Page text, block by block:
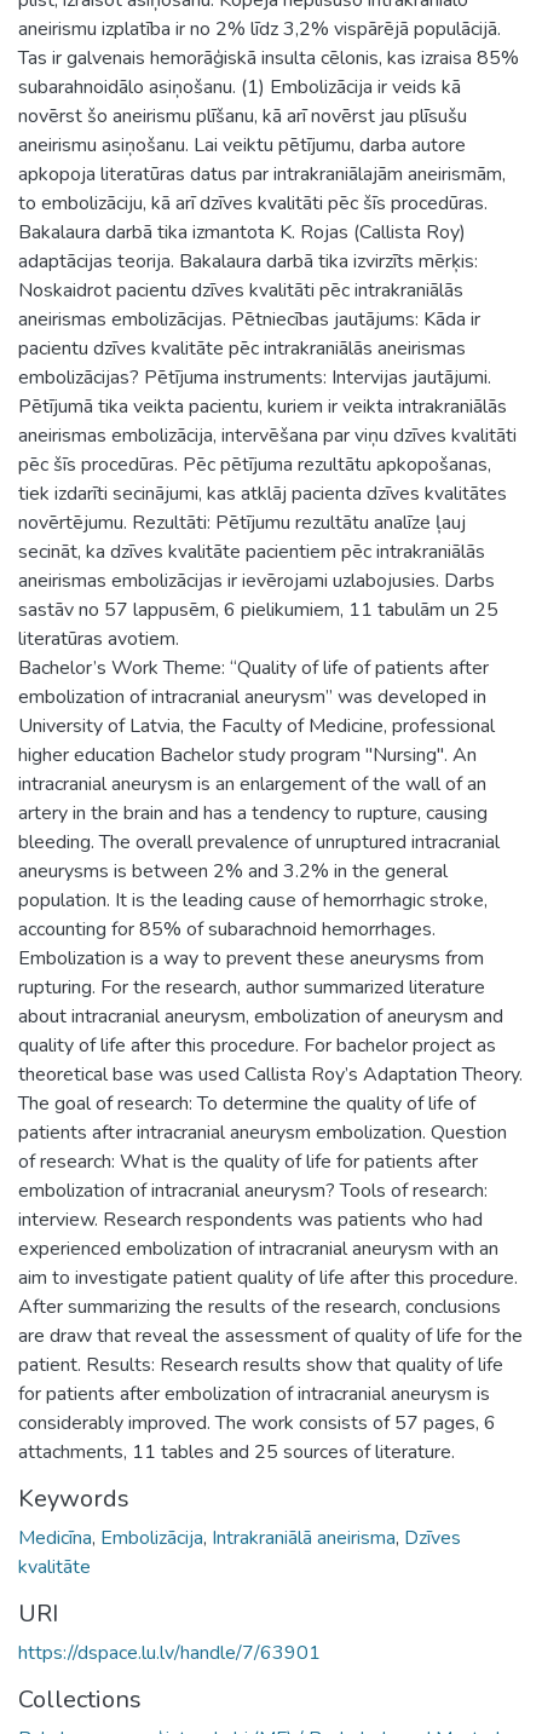
aneirismu izplatība ir no 2% līdz 3,2% vispārējā populācijā.
Tas ir galvenais hemorāģiskā insulta cēlonis, kas izraisa 85%
subarahnoidālo asiņošanu. (1) Embolizācija ir veids kā
novērst šo aneirismu plīšanu, kā arī novērst jau plīsušu
aneirismu asiņošanu. Lai veiktu pētījumu, darba autore
apkopoja literatūras datus par intrakraniālajām aneirismām,
to embolizāciju, kā arī dzīves kvalitāti pēc šīs procedūras.
Bakalaura darbā tika izmantota K. Rojas (Callista Roy)
adaptācijas teorija. Bakalaura darbā tika izvirzīts mērķis:
Noskaidrot pacientu dzīves kvalitāti pēc intrakraniālās
aneirismas embolizācijas. Pētniecības jautājums: Kāda ir
pacientu dzīves kvalitāte pēc intrakraniālās aneirismas
embolizācijas? Pētījuma instruments: Intervijas jautājumi.
Pētījumā tika veikta pacientu, kuriem ir veikta intrakraniālās
aneirismas embolizācija, intervēšana par viņu dzīves kvalitāti
pēc šīs procedūras. Pēc pētījuma rezultātu apkopošanas,
tiek izdarīti secinājumi, kas atklāj pacienta dzīves kvalitātes
novērtējumu. Rezultāti: Pētījumu rezultātu analīze ļauj
secināt, ka dzīves kvalitāte pacientiem pēc intrakraniālās
aneirismas embolizācijas ir ievērojami uzlabojusies. Darbs
sastāv no 57 lappusēm, 6 pielikumiem, 11 tabulām un 25
literatūras avotiem.
Bachelor’s Work Theme: “Quality of life of patients after
embolization of intracranial aneurysm” was developed in
University of Latvia, the Faculty of Medicine, professional
higher education Bachelor study program "Nursing". An
intracranial aneurysm is an enlargement of the wall of an
artery in the brain and has a tendency to rupture, causing
bleeding. The overall prevalence of unruptured intracranial
aneurysms is between 2% and 3.2% in the general
population. It is the leading cause of hemorrhagic stroke,
accounting for 85% of subarachnoid hemorrhages.
Embolization is a way to prevent these aneurysms from
rupturing. For the research, author summarized literature
about intracranial aneurysm, embolization of aneurysm and
quality of life after this procedure. For bachelor project as
theoretical base was used Callista Roy’s Adaptation Theory.
The goal of research: To determine the quality of life of
patients after intracranial aneurysm embolization. Question
of research: What is the quality of life for patients after
embolization of intracranial aneurysm? Tools of research:
interview. Research respondents was patients who had
experienced embolization of intracranial aneurysm with an
aim to investigate patient quality of life after this procedure.
After summarizing the results of the research, conclusions
are draw that reveal the assessment of quality of life for the
patient. Results: Research results show that quality of life
for patients after embolization of intracranial aneurysm is
considerably improved. The work consists of 57 pages, 6
attachments, 11 tables and 25 sources of literature.
Keywords
Medicīna, Embolizācija, Intrakraniālā aneirisma, Dzīves
kvalitāte
URI
https://dspace.lu.lv/handle/7/63901
Collections